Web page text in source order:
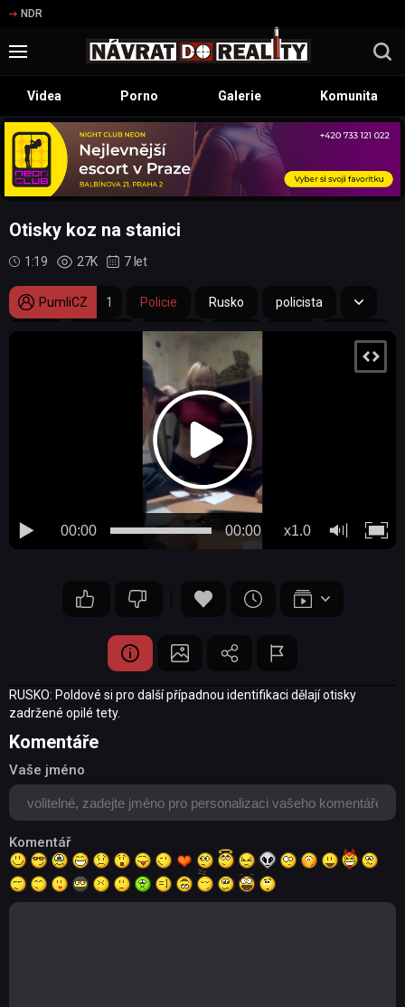
NDR
Videa Porno Galerie Komunita
Otisky koz na stanici
1:19 27K 7 let
PumliCZ 1 Policie Rusko policista
kozy alkohol opilost prsa milf stanice
00:00 x1.0
00:00
RUSKO: Poldové si pro další případnou identifikaci dělají otisky
zadržené opilé tety.
Komentáře
Vaše jméno
Komentář